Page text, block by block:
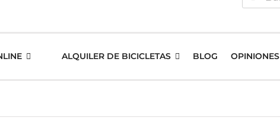
ALQUILER DE BICICLETAS BLOG OPINIONES